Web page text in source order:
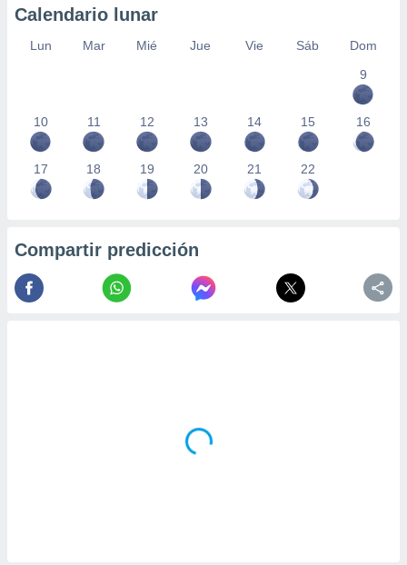
Calendario lunar
Lun Mar Mié Jue Vie Sáb
Dom
9
10 11 12 13 14 15 16
17 18 19 20 21 22
Compartir predicción